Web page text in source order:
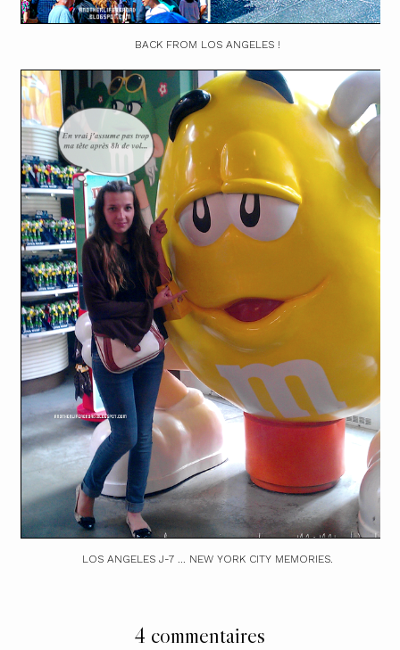
BACK FROM LOS ANGELES !
LOS ANGELES J-7 ... NEW YORK CITY MEMORIES.
4 commentaires